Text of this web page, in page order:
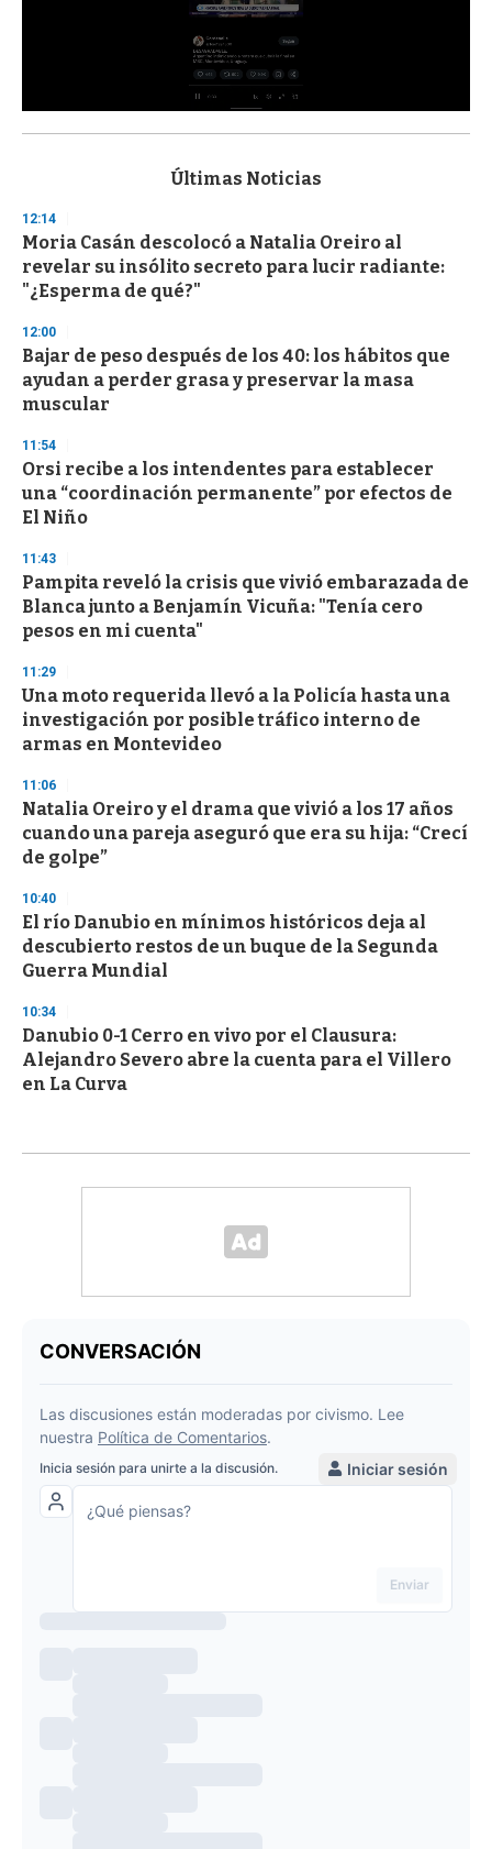
s
d
s
o
f
s
e
c
o
n
Últimas Noticias
12:14
Moria Casán descolocó a Natalia Oreiro al
revelar su insólito secreto para lucir radiante:
"¿Esperma de qué?"
12:00
Bajar de peso después de los 40: los hábitos que
ayudan a perder grasa y preservar la masa
muscular
11:54
Orsi recibe a los intendentes para establecer
una “coordinación permanente” por efectos de
El Niño
11:43
Pampita reveló la crisis que vivió embarazada de
Blanca junto a Benjamín Vicuña: "Tenía cero
pesos en mi cuenta"
11:29
Una moto requerida llevó a la Policía hasta una
investigación por posible tráfico interno de
armas en Montevideo
11:06
Natalia Oreiro y el drama que vivió a los 17 años
cuando una pareja aseguró que era su hija: “Crecí
de golpe”
10:40
El río Danubio en mínimos históricos deja al
descubierto restos de un buque de la Segunda
Guerra Mundial
10:34
Danubio 0-1 Cerro en vivo por el Clausura:
Alejandro Severo abre la cuenta para el Villero
en La Curva